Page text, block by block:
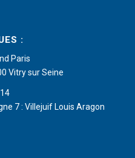
:
Paris
Vitry sur Seine
7 : Villejuif Louis Aragon